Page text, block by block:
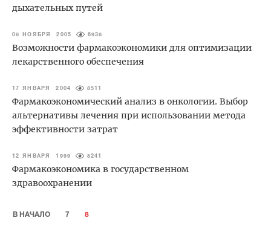
дыхательных путей
08 НОЯБРЯ 2005 6938
Возможности фармакоэкономики для оптимизации
лекарственного обеспечения
17 ЯНВАРЯ 2004 8511
Фармакоэкономический анализ в онкологии. Выбор
альтернативы лечения при использовании метода
эффективности затрат
12 ЯНВАРЯ 1999 8241
Фармакоэкономика в государственном
здравоохранении
В НАЧАЛО 7 8